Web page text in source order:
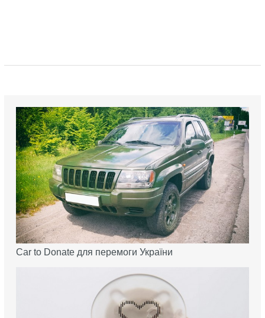
Car to Donate для перемоги України